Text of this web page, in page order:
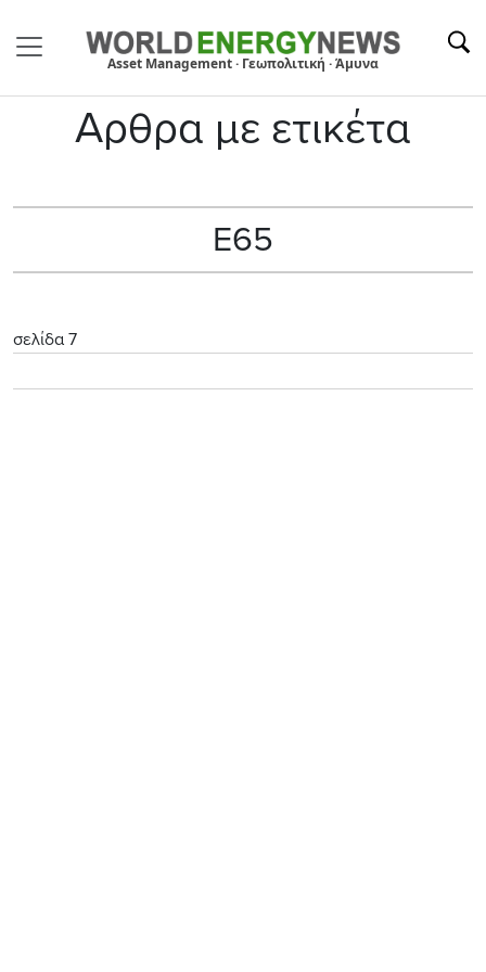
Asset Management · Γεωπολιτική · Άμυνα
Αρθρα με ετικέτα
Ε65
σελίδα 7